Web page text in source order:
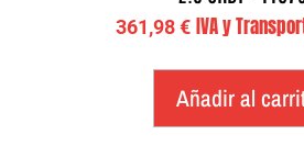
361,98€ IVA y
Añadir al